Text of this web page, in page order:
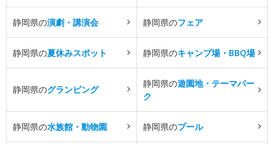
静岡県の演劇・講演会 静岡県のフェア
静岡県の夏休みスポット 静岡県のキャンプ場・BBQ場
静岡県のグランピング
静岡県の遊園地・テーマパー
ク
静岡県の水族館・動物園 静岡県のプール